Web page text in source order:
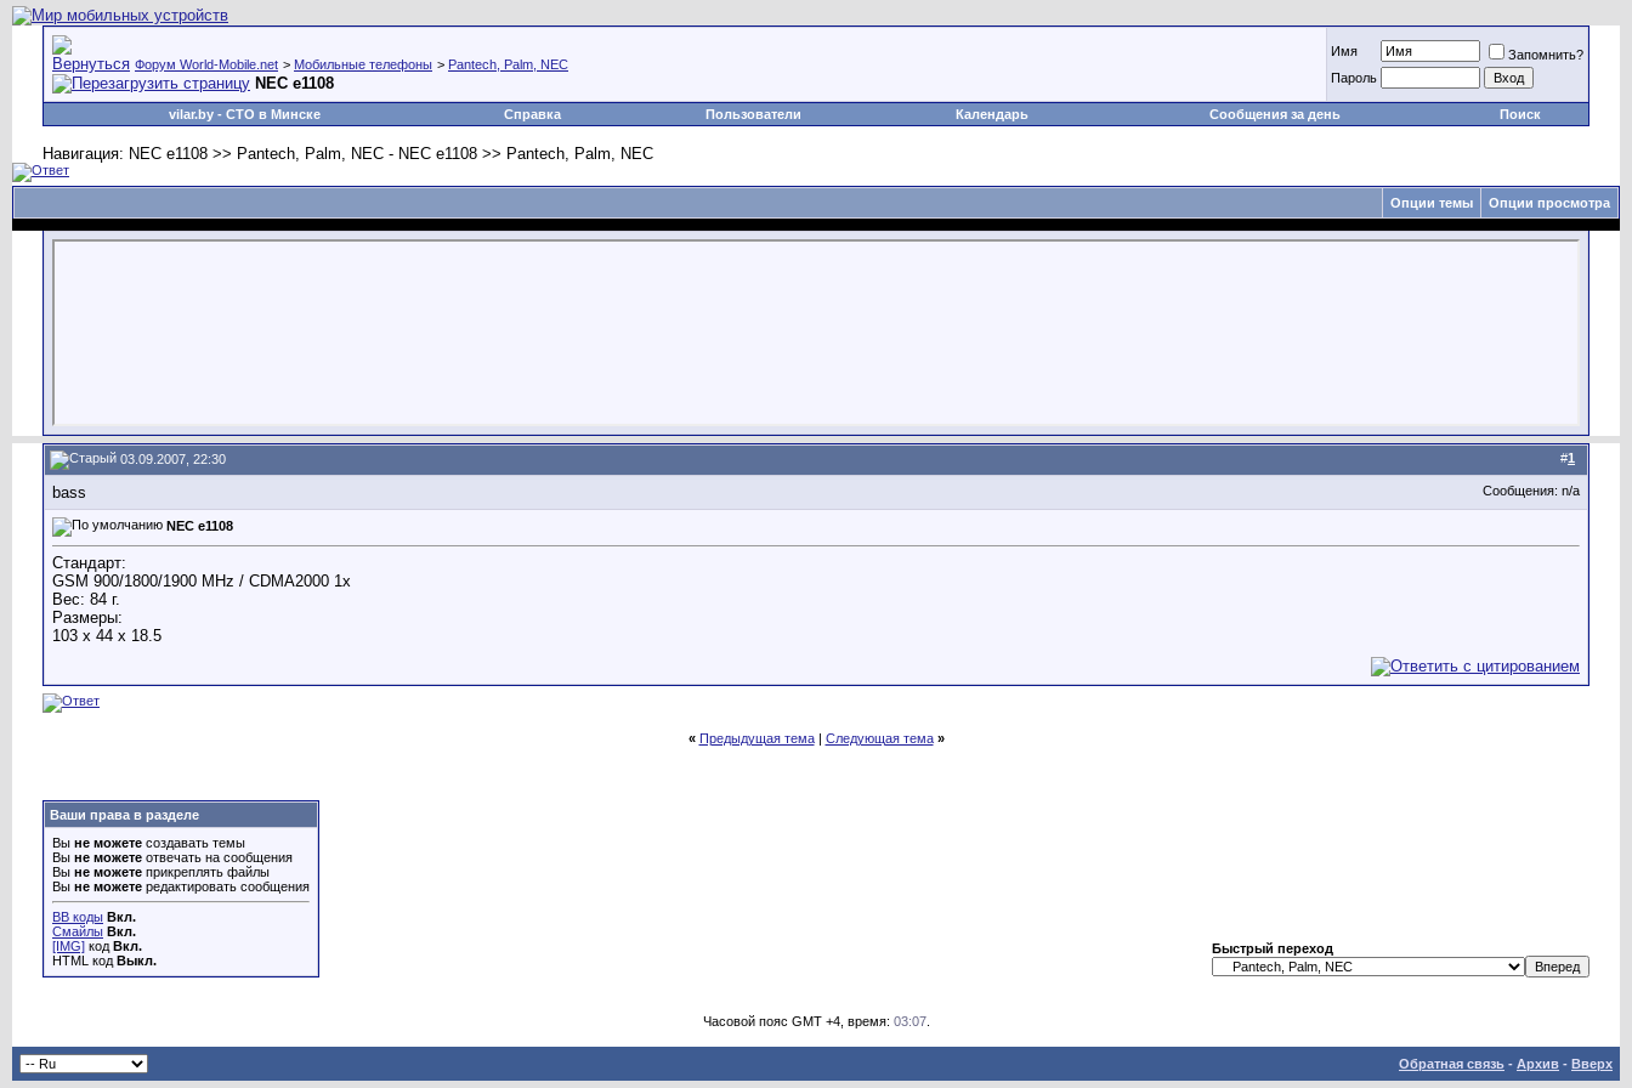
Форум World-Mobile.net > Мобильные телефоны > Pantech, Palm, NEC
NEC e1108
Имя
Запомнить?
Пароль
vilar.by - СТО в Минске Справка Пользователи Календарь Сообщения за день Поиск
Навигация: NEC e1108 >> Pantech, Palm, NEC - NEC e1108 >> Pantech, Palm, NEC
Опции темы Опции просмотра
#1
03.09.2007, 22:30
bass Сообщения: n/a
NEC e1108
Стандарт:
GSM 900/1800/1900 MHz / CDMA2000 1x
Вес: 84 г.
Размеры:
103 x 44 x 18.5
« Предыдущая тема| Следующая тема »
Ваши права в разделе
Вы не можете создавать темы
Вы не можете отвечать на сообщения
Вы не можете прикреплять файлы
Вы не можете редактировать сообщения
BB коды Вкл.
Смайлы Вкл.
[IMG] код Вкл.
HTML код Выкл.
Быстрый переход
Часовой пояс GMT +4, время: 03:07.
Обратная связь - Архив - Вверх